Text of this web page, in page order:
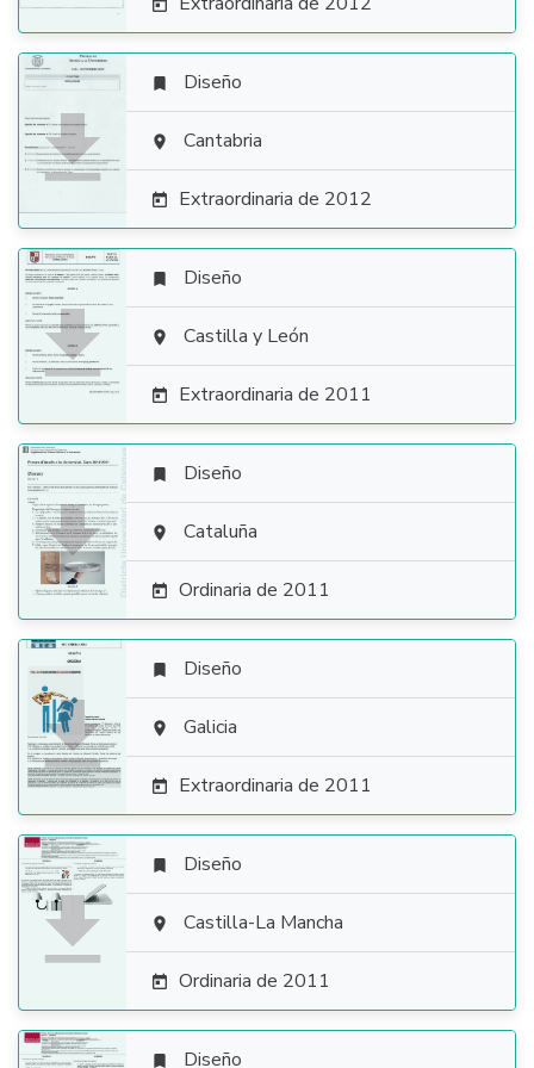


 Diseño
 Cantabria
 Extraordinaria de 2012

 Diseño
 Castilla y León
 Extraordinaria de 2011

 Diseño
 Cataluña
 Ordinaria de 2011

 Diseño
 Galicia
 Extraordinaria de 2011

 Diseño
 Castilla-La Mancha
 Ordinaria de 2011
 Diseño